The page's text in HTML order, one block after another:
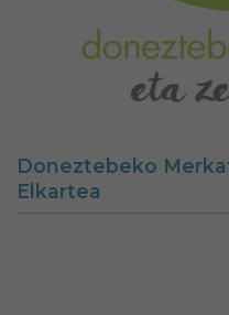
Doneztebeko
Elkartea